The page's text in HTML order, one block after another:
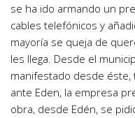
se ha ido armando un
cables telefónicos y
mayoría se queja de
les llega. Desde el
manifestado desde éste,
ante Eden, la empresa
obra, desde Edén, se